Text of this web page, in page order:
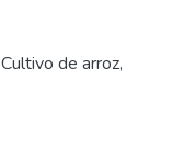
Cultivo de arroz,